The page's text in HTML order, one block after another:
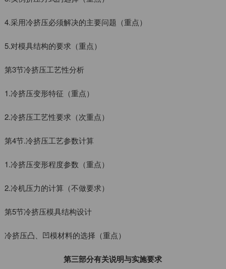
4.采用冷挤压必须解决的主要问题（重点）
5.对模具结构的要求（重点）
第3节冷挤压工艺性分析
1.冷挤压变形特征（重点）
2.冷挤压工艺性要求（次重点）
第4节.冷挤压工艺参数计算
1.冷挤压变形程度参数（重点）
2.冷机压力的计算（不做要求）
第5节冷挤压模具结构设计
冷挤压凸、凹模材料的选择（重点）
第三部分有关说明与实施要求